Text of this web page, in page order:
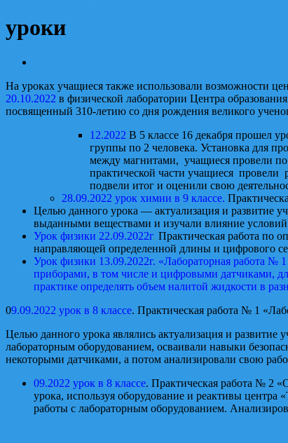
уроки
На уроках учащиеся также использовали возможности
20.10.2022 в физической лаборатории Центра
посвященный 310-летию со дня рождения великого
12.2022 В 5 классе 16 декабря прошел
группы по 2 человека. Установка для
между магнитами, учащиеся провели
практической части учащиеся провели
подвели итог и оценили свою
28.09.2022 урок химии в 9 классе.
Целью данного урока — актуализация и развитие
выданными веществами и изучали влияние
Урок физики 22.09.2022г. Практическая работа по
направляющей определенной длины и цифрового
Урок физики 13.09.2022г. «Лабораторная работа №
приборами, в том числе и цифровыми датчиками,
практике определять объем налитой жидкости в
09.09.2022 урок в 8 классе. Практическая работа № 1
Целью данного урока являлись актуализация и
лабораторным оборудованием, осваивали навыки
некоторыми датчиками, а потом анализировали свою
09.2022 урок в 8 классе. Практическая
урока, используя оборудование и реактивы
работы с лабораторным оборудованием.